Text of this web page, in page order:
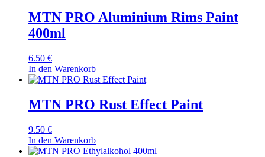
MTN PRO Aluminium Rims Paint
400ml
6.50 €
In den Warenkorb
MTN PRO Rust Effect Paint
9.50 €
In den Warenkorb